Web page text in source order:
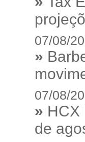
07/08/
»
07/08/
» HCX
de